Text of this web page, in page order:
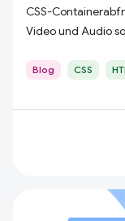
CSS-
Video und Audio
Blog CSS